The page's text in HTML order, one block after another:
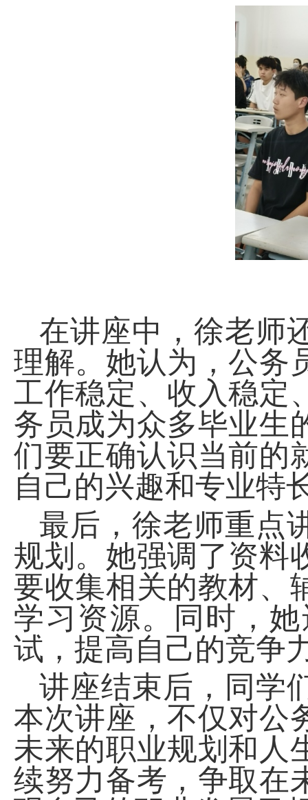
在讲座中，徐老师
理解。她认为，公务
工作稳定、收入稳定
务员成为众多毕业生
们要正确认识当前的
自己的兴趣和专业特
最后，徐老师重点
规划。她强调了资料
要收集相关的教材、
学习资源。同时，
试，提高自己的竞争
讲座结束后，同学
本次讲座，不仅对公
未来的职业规划和人
续努力备考，争取在